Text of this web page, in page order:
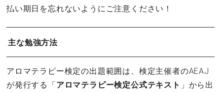
払い期日を忘れないようにご注意ください！
主な勉強方法
アロマテラピー検定の出題範囲は、検定主催者のAEAJ
が発行する「アロマテラピー検定公式テキスト 」から出